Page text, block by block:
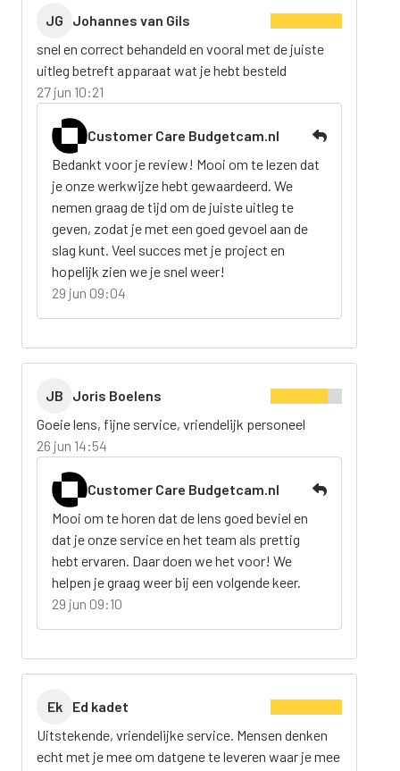
JG
Johannes van Gils
snel en correct behandeld en vooral met de juiste
uitleg betreft apparaat wat je hebt besteld
27 jun 10:21
Customer Care Budgetcam.nl
Bedankt voor je review! Mooi om te lezen dat
je onze werkwijze hebt gewaardeerd. We
nemen graag de tijd om de juiste uitleg te
geven, zodat je met een goed gevoel aan de
slag kunt. Veel succes met je project en
hopelijk zien we je snel weer!
29 jun 09:04
JB
Joris Boelens
Goeie lens, fijne service, vriendelijk personeel
26 jun 14:54
Customer Care Budgetcam.nl
Mooi om te horen dat de lens goed beviel en
dat je onze service en het team als prettig
hebt ervaren. Daar doen we het voor! We
helpen je graag weer bij een volgende keer.
29 jun 09:10
Ek
Ed kadet
Uitstekende, vriendelijke service. Mensen denken
echt met je mee om datgene te leveren waar je mee